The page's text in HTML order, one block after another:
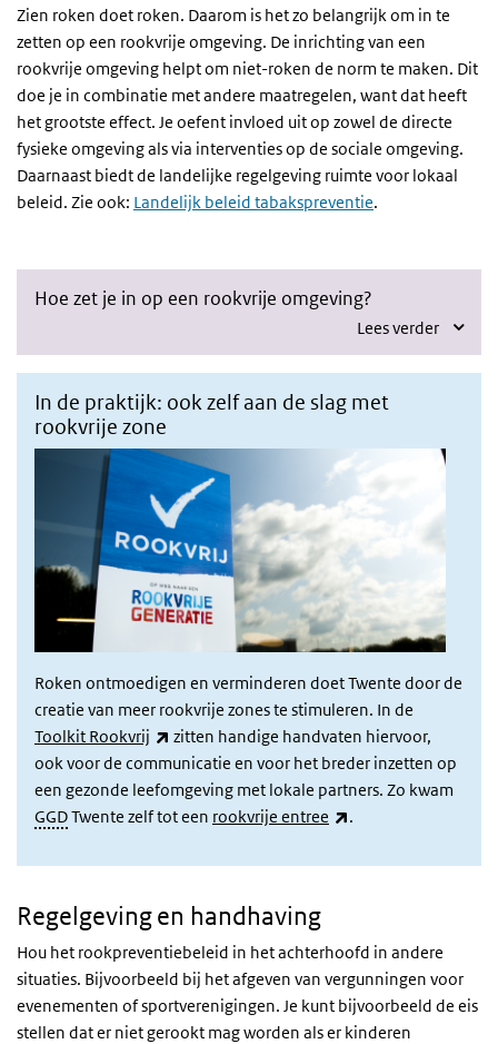
Zien roken doet roken. Daarom is het zo belangrijk om in te
zetten op een rookvrije omgeving. De inrichting van een
rookvrije omgeving helpt om niet-roken de norm te maken. Dit
doe je in combinatie met andere maatregelen, want dat heeft
het grootste effect. Je oefent invloed uit op zowel de directe
fysieke omgeving als via interventies op de sociale omgeving.
Daarnaast biedt de landelijke regelgeving ruimte voor lokaal
beleid. Zie ook: Landelijk beleid tabakspreventie.
Hoe zet je in op een rookvrije omgeving?
Lees verder
In de praktijk: ook zelf aan de slag met
rookvrije zone
Roken ontmoedigen en verminderen doet Twente door de
creatie van meer rookvrije zones te stimuleren. In de
Toolkit Rookvrij
(externe link)
zitten handige handvaten hiervoor,
ook voor de communicatie en voor het breder inzetten op
een gezonde leefomgeving met lokale partners. Zo kwam
GGDTwente zelf tot een rookvrije entree (externe link)
.
Regelgeving en handhaving
Hou het rookpreventiebeleid in het achterhoofd in andere
situaties. Bijvoorbeeld bij het afgeven van vergunningen voor
evenementen of sportverenigingen. Je kunt bijvoorbeeld de eis
stellen dat er niet gerookt mag worden als er kinderen